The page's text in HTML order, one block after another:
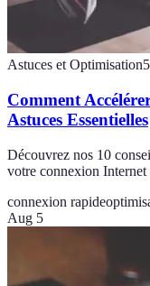
Astuces et Optimisation5
Comment
Astuces Essentielles
Découvrez nos 10
votre connexion
connexion rapide
Aug 5